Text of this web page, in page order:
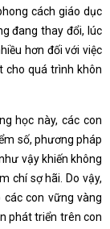
cách giáo dục
đang thay đổi, lúc
hơn đối với việc
cho quá trình khôn
học này, các con
số, phương pháp
vậy khiến không
chí sợ hãi. Do vậy,
con vững vàng
phát triển trên con